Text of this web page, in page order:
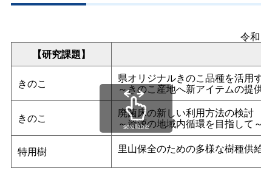
令和
【研究課題】
きのこ 県オリジナルきのこ品種を活用す
～きのこ産地へ新アイテムの提供
きのこ 廃菌床の新しい利用方法の検討
～資源の地域内循環を目指して～
特用樹
里山保全のための多様な樹種供給
scrollable